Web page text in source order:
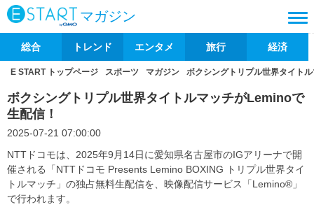
マガジン
総合 トレンド エンタメ 旅行 経済
E START トップページ スポーツ マガジン ボクシングトリプル世界タイト
ボクシングトリプル世界タイトルマッチがLeminoで
生配信！
2025-07-21 07:00:00
NTTドコモは、2025年9月14日に愛知県名古屋市のIGアリーナで開
催される「NTTドコモ Presents Lemino BOXING トリプル世界タイ
トルマッチ」の独占無料生配信を、映像配信サービス「Lemino®」
で行われます。